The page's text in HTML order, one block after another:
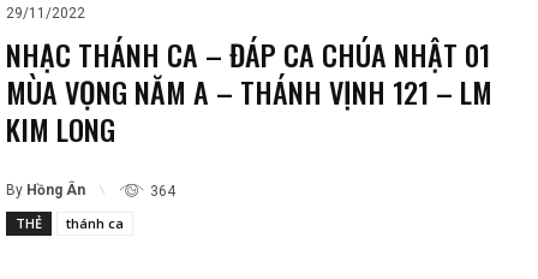
29/11/2022
NHẠC THÁNH CA – ĐÁP CA CHÚA NHẬT 01
MÙA VỌNG NĂM A – THÁNH VỊNH 121 – LM
KIM LONG
By Hồng Ân 364
THẺ thánh ca